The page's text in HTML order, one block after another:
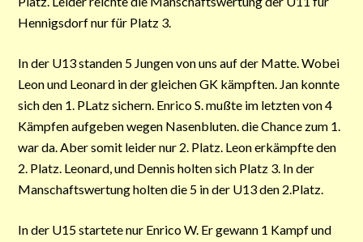
Hennigsdorf nur für Platz 3.
In der U13 standen 5 Jungen von uns auf der Matte. Wobei
Leon und Leonard in der gleichen GK kämpften. Jan konnte
sich den 1. PLatz sichern. Enrico S. mußte im letzten von 4
Kämpfen aufgeben wegen Nasenbluten. die Chance zum 1.
war da. Aber somit leider nur 2. Platz. Leon erkämpfte den
2. Platz. Leonard, und Dennis holten sich Platz 3. In der
Manschaftswertung holten die 5 in der U13 den 2.Platz.
In der U15 startete nur Enrico W. Er gewann 1 Kampf und